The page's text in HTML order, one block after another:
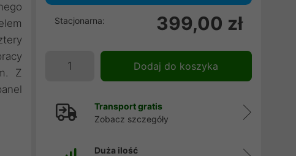
Z
Stacjonarna: 399,00 zł
Dodaj do koszyka
Transport gratis
Zobacz szczegóły
Duża ilość